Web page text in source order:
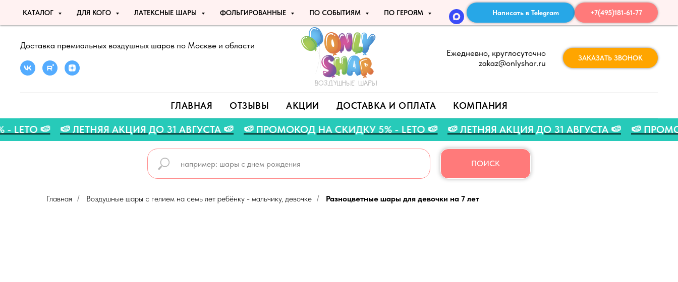
КАТАЛОГ ДЛЯ КОГО ЛАТЕКСНЫЕ ШАРЫ ФОЛЬГИРОВАННЫЕ ПО СОБЫТИЯМ ПО ГЕРОЯМ Написать в Telegram +7(495)181-61-77
Доставка премиальных воздушных шаров по Москве и области
Ежедневно, круглосуточно
zakaz@onlyshar.ru
ЗАКАЗАТЬ ЗВОНОК
ГЛАВНАЯ ОТЗЫВЫ АКЦИИ ДОСТАВКА И ОПЛАТА КОМПАНИЯ
5% - LETO 🍉 🍉 ЛЕТНЯЯ АКЦИЯ ДО 31 АВГУСТА 🍉 🍉 ПРОМОКОД НА СКИДКУ 5% - LETO 🍉 🍉 ЛЕТНЯЯ АКЦИЯ ДО 31 АВГУСТА 🍉
ПОИСК
Главная / Воздушные шары с гелием на семь лет ребёнку - мальчику, девочке / Разноцветные шары для девочки на 7 лет